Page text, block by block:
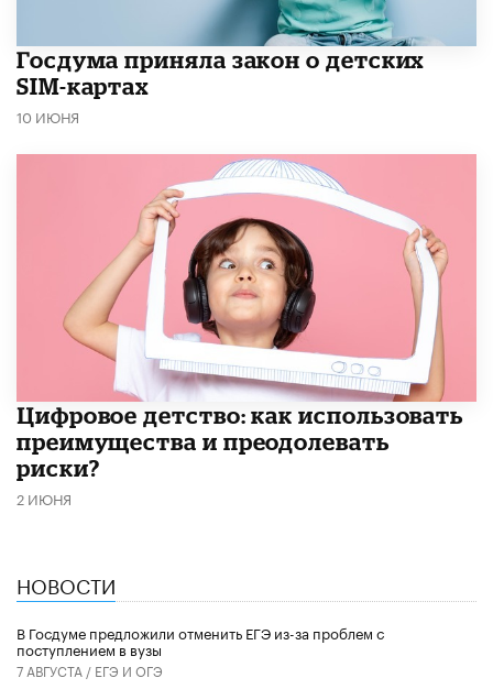
Госдума приняла закон о детских
SIM-картах
10 ИЮНЯ
​Цифровое детство: как использовать
преимущества и преодолевать
риски?
2 ИЮНЯ
НОВОСТИ
В Госдуме предложили отменить ЕГЭ из-за проблем с
поступлением в вузы
7 АВГУСТА / ЕГЭ И ОГЭ